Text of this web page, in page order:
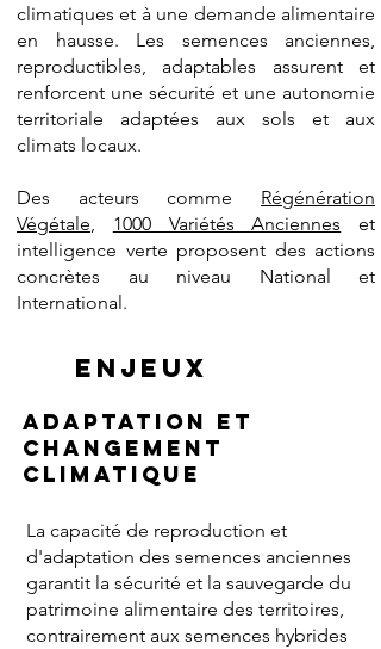
climatiques et à une demande alimentaire
en hausse. Les semences anciennes,
reproductibles, adaptables assurent et
renforcent une sécurité et une autonomie
territoriale adaptées aux sols et aux
climats locaux.
Des acteurs comme Régénération
Végétale, 1000 Variétés Anciennes et
intelligence verte proposent des actions
concrètes au niveau National et
International.
Enjeux
Adaptation et
changement
climatique
La capacité de reproduction et
d'adaptation des semences anciennes
garantit la sécurité et la sauvegarde du
patrimoine alimentaire des territoires,
contrairement aux semences hybrides